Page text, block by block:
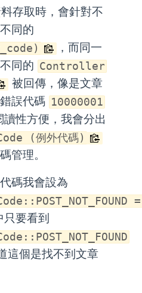
存取時，會針對不
同的
，而同一
同的 Controller
被回傳，像是文章
誤代碼 10000001
讀性方便，我會分出
(例外代碼)
管理。
碼我會設為
只要看到
這個是找不到文章